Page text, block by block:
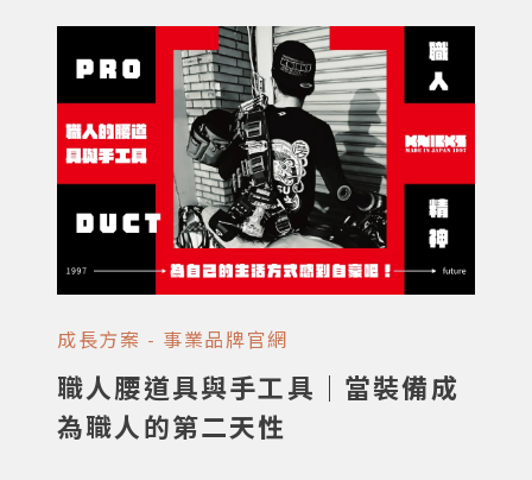
成長方案 - 事業品牌官網
職人腰道具與手工具｜當裝備成
為職人的第二天性